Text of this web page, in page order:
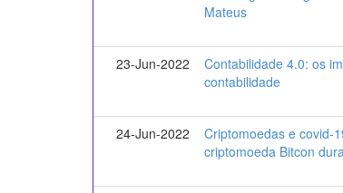
Mateus
23-Jun-2022
Contabilidade 4.0: os
contabilidade
24-Jun-2022
Criptomoedas e covid-
criptomoeda Bitcon